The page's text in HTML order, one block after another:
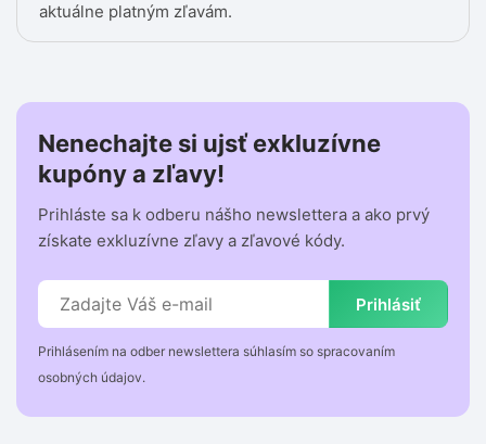
aktuálne platným zľavám.
Nenechajte si ujsť exkluzívne
kupóny a zľavy!
Prihláste sa k odberu nášho newslettera a ako prvý
získate exkluzívne zľavy a zľavové kódy.
Prihlásiť
Prihlásením na odber newslettera súhlasím so spracovaním
osobných údajov.